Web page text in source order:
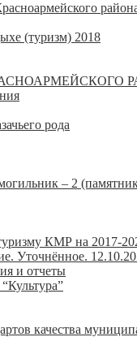
(туризм) 2018
рода
– 2
КМР на 2017-
Уточнённое.
и отчеты
качества